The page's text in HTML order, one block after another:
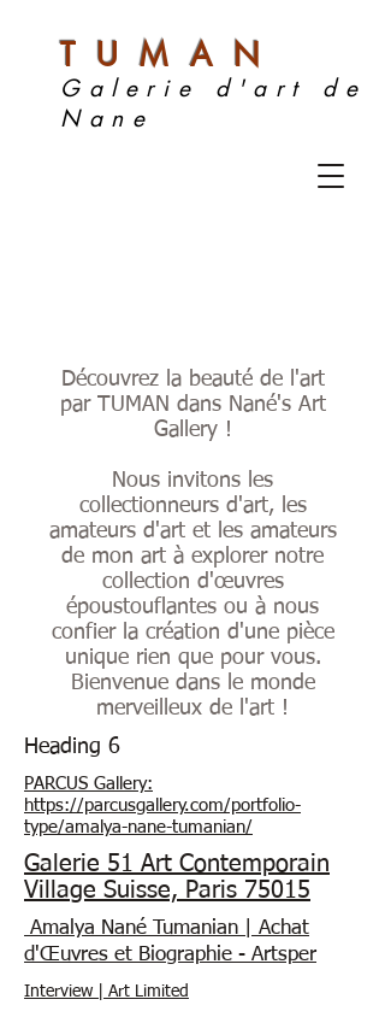
TUMAN
Galerie d'art de
Nane
Découvrez la beauté de l'art
par TUMAN dans Nané's Art
Gallery !
Nous invitons les
collectionneurs d'art, les
amateurs d'art et les amateurs
de mon art à explorer notre
collection d'œuvres
époustouflantes ou à nous
confier la création d'une pièce
unique rien que pour vous.
Bienvenue dans le monde
merveilleux de l'art !
Heading 6
​​PARCUS Gallery:
https://parcusgallery.com/portfolio-
type/amalya-nane-tumanian/
Galerie 51 Art Contemporain
Village Suisse, Paris 75015
Amalya Nané Tumanian | Achat
d'Œuvres et Biographie - Artsper
Interview | Art Limited